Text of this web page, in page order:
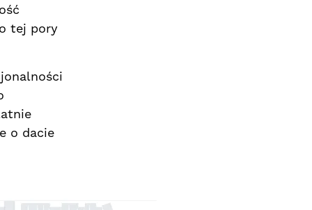
tej pory
o dacie